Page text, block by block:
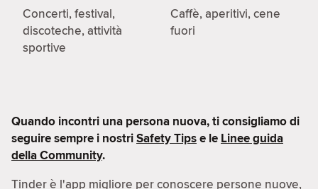
Concerti, festival,
discoteche, attività
sportive
Caffè, aperitivi, cene
fuori
Quando incontri una persona nuova, ti consigliamo di
seguire sempre i nostriSafety Tipse le Linee guida
della Community.
Tinder è l'app migliore per conoscere persone nuove,